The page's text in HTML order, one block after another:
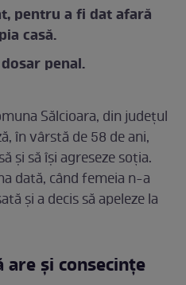
pentru a fi dat afară
casă.
penal.
Sălcioara, din județul
în vârstă de 58 de ani,
și să își agreseze soția.
dată, când femeia n-a
și a decis să apeleze la
și consecințe